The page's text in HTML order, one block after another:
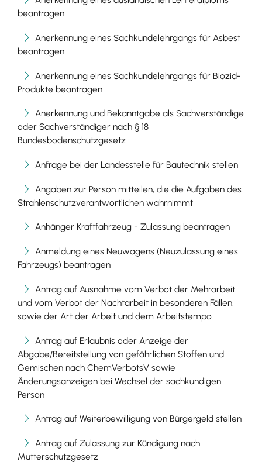
beantragen
Anerkennung eines Sachkundelehrgangs für Asbest
beantragen
Anerkennung eines Sachkundelehrgangs für Biozid-
Produkte beantragen
Anerkennung und Bekanntgabe als Sachverständige
oder Sachverständiger nach § 18
Bundesbodenschutzgesetz
Anfrage bei der Landesstelle für Bautechnik stellen
Angaben zur Person mitteilen, die die Aufgaben des
Strahlenschutzverantwortlichen wahrnimmt
Anhänger Kraftfahrzeug - Zulassung beantragen
Anmeldung eines Neuwagens (Neuzulassung eines
Fahrzeugs) beantragen
Antrag auf Ausnahme vom Verbot der Mehrarbeit
und vom Verbot der Nachtarbeit in besonderen Fällen,
sowie der Art der Arbeit und dem Arbeitstempo
Antrag auf Erlaubnis oder Anzeige der
Abgabe/Bereitstellung von gefährlichen Stoffen und
Gemischen nach ChemVerbotsV sowie
Änderungsanzeigen bei Wechsel der sachkundigen
Person
Antrag auf Weiterbewilligung von Bürgergeld stellen
Antrag auf Zulassung zur Kündigung nach
Mutterschutzgesetz